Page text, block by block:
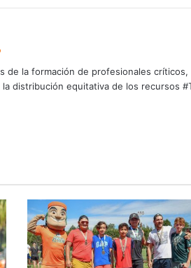
de la formación de profesionales
distribución equitativa de los recursos